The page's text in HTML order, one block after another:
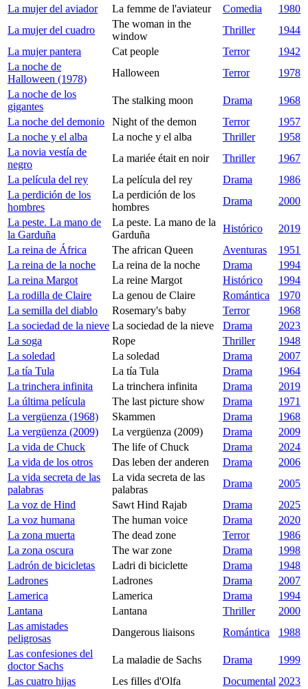
La mujer del aviador
La femme de l'aviateur Comedia
1980
La mujer del cuadro
The woman in the
window
Thriller
1944
La mujer pantera
Cat people Terror
1942
La noche de
Halloween (1978)
Halloween Terror
1978
La noche de los
gigantes
The stalking moon Drama
1968
La noche del demonio
Night of the demon Terror
1957
La noche y el alba
La noche y el alba Thriller
1958
La novia vestía de
negro
La mariée était en noir Thriller
1967
La película del rey
La película del rey Drama
1986
La perdición de los
hombres
La perdición de los
hombres
Drama
2000
La peste. La mano de
la Garduña
La peste. La mano de la
Garduña
Histórico
2019
La reina de África
The african Queen Aventuras
1951
La reina de la noche
La reina de la noche Drama
1994
La reina Margot
La reine Margot Histórico
1994
La rodilla de Claire
La genou de Claire Romántica
1970
La semilla del diablo
Rosemary's baby Terror
1968
La sociedad de la nieve La sociedad de la nieve Drama
2023
La soga
Rope Thriller
1948
La soledad
La soledad Drama
2007
La tía Tula
La tía Tula Drama
1964
La trinchera infinita
La trinchera infinita Drama
2019
La última película
The last picture show Drama
1971
La vergüenza (1968)
Skammen Drama
1968
La vergüenza (2009)
La vergüenza (2009) Drama
2009
La vida de Chuck
The life of Chuck Drama
2024
La vida de los otros
Das leben der anderen Drama
2006
La vida secreta de las
palabras
La vida secreta de las
palabras
Drama
2005
La voz de Hind
Sawt Hind Rajab Drama
2025
La voz humana
The human voice Drama
2020
La zona muerta
The dead zone Terror
1986
La zona oscura
The war zone Drama
1998
Ladrón de bicicletas
Ladri di biciclette Drama
1948
Ladrones
Ladrones Drama
2007
Lamerica
Lamerica Drama
1994
Lantana
Lantana Thriller
2000
Las amistades
peligrosas
Dangerous liaisons Romántica
1988
Las confesiones del
doctor Sachs
La maladie de Sachs Drama
1999
Las cuatro hijas
Les filles d'Olfa Documental 2023